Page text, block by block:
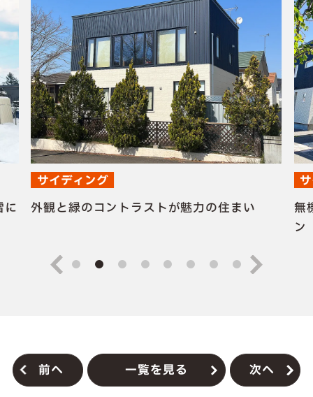
に
サイディング
外観と緑のコントラストが魅力の住まい
無
ン
前へ 一覧を見る 次へ